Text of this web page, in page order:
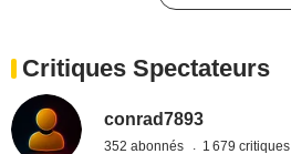
Critiques Spectateurs
conrad7893
352 abonnés 1 679 critiques